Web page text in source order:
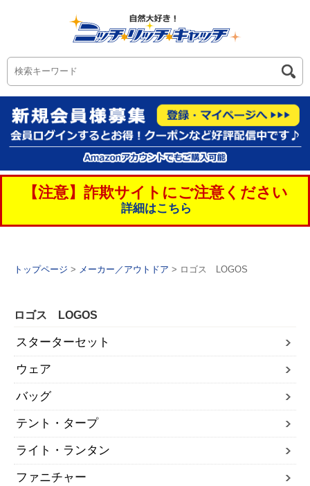
【注意】詐欺サイトにご注意ください
詳細はこちら
トップページ > メーカー／アウトドア > ロゴス LOGOS
ロゴス LOGOS
スターターセット
ウェア
バッグ
テント・タープ
ライト・ランタン
ファニチャー